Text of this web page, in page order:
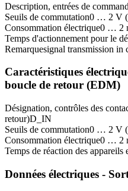
Description, entrées de
Seuils de commutation0 … 2 V
Consommation électrique0 … 2
Temps d'actionnement pour le
Remarquesignal transmission in
Caractéristiques
boucle de retour (EDM)
Désignation, contrôles des
retour)D_IN
Seuils de commutation0 … 2 V
Consommation électrique0 … 2
Temps de réaction des appareils
Données électriques -